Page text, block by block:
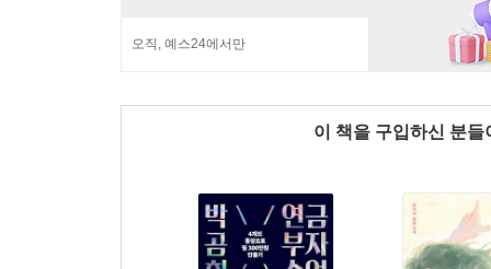
오직, 예스24에서만
이 책을 구입하신 분